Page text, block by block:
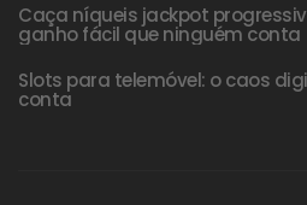
Caça níqueis jackpot
ganho fácil que ninguém conta
Slots para telemóvel: o caos
conta